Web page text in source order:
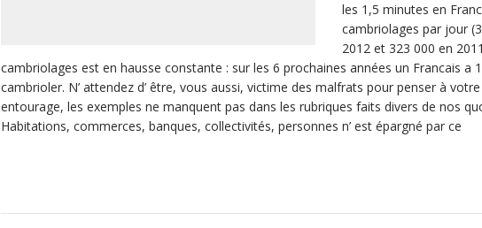
les 1,5 minutes en
cambriolages par jour
2012 et 323 000 en
cambriolages est en hausse constante : sur les 6 prochaines années un Francais a
cambrioler. N’ attendez d’ être, vous aussi, victime des malfrats pour penser à
entourage, les exemples ne manquent pas dans les rubriques faits divers de nos
Habitations, commerces, banques, collectivités, personnes n’ est épargné par ce